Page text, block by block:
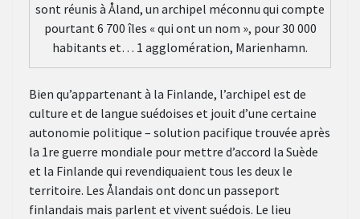
sont réunis à Åland, un archipel méconnu qui compte
pourtant 6 700 îles « qui ont un nom », pour 30 000
habitants et… 1 agglomération, Marienhamn.
Bien qu’appartenant à la Finlande, l’archipel est de
culture et de langue suédoises et jouit d’une certaine
autonomie politique – solution pacifique trouvée après
la 1re guerre mondiale pour mettre d’accord la Suède
et la Finlande qui revendiquaient tous les deux le
territoire. Les Ålandais ont donc un passeport
finlandais mais parlent et vivent suédois. Le lieu